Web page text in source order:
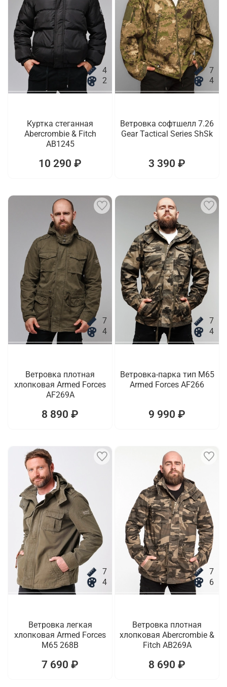
4
2
Куртка стеганная
Abercrombie & Fitch
AB1245
10 290 ₽
7
4
Ветровка софтшелл 7.26
Gear Tactical Series ShSk
3 390 ₽
7
4
Ветровка плотная
хлопковая Armed Forces
AF269A
8 890 ₽
7
4
Ветровка-парка тип M65
Armed Forces AF266
9 990 ₽
7
4
Ветровка легкая
хлопковая Armed Forces
M65 268B
7 690 ₽
7
6
Ветровка плотная
хлопковая Abercrombie &
Fitch AB269A
8 690 ₽